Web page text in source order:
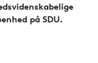
på SDU.